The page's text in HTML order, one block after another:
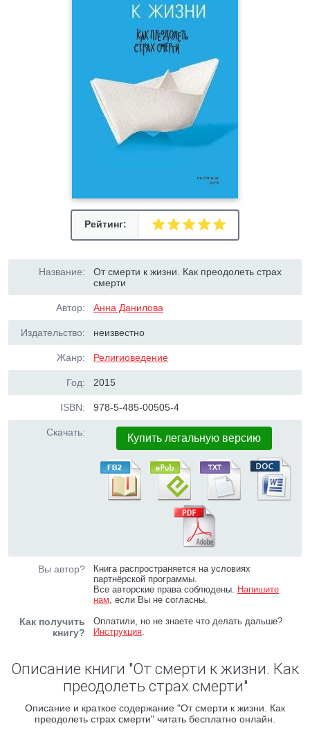
Рейтинг:
Название:
От смерти к жизни. Как преодолеть страх
смерти
Автор: Анна Данилова
Издательство: неизвестно
Жанр: Религиоведение
Год: 2015
ISBN: 978-5-485-00505-4
Скачать: Купить легальную версию
Вы автор?
Книга распространяется на условиях
партнёрской программы.
Все авторские права соблюдены. Напишите
нам, если Вы не согласны.
Как получить
книгу?
Оплатили, но не знаете что делать дальше?
Инструкция.
Описание книги "От смерти к жизни. Как
преодолеть страх смерти"
Описание и краткое содержание "От смерти к жизни. Как
преодолеть страх смерти" читать бесплатно онлайн.